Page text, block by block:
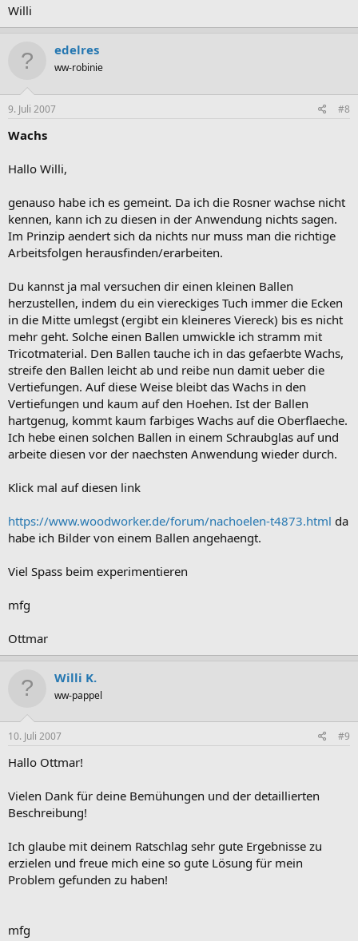
Willi
edelres
ww-robinie
9. Juli 2007 #8
Wachs
Hallo Willi,
genauso habe ich es gemeint. Da ich die Rosner wachse nicht
kennen, kann ich zu diesen in der Anwendung nichts sagen.
Im Prinzip aendert sich da nichts nur muss man die richtige
Arbeitsfolgen herausfinden/erarbeiten.
Du kannst ja mal versuchen dir einen kleinen Ballen
herzustellen, indem du ein viereckiges Tuch immer die Ecken
in die Mitte umlegst (ergibt ein kleineres Viereck) bis es nicht
mehr geht. Solche einen Ballen umwickle ich stramm mit
Tricotmaterial. Den Ballen tauche ich in das gefaerbte Wachs,
streife den Ballen leicht ab und reibe nun damit ueber die
Vertiefungen. Auf diese Weise bleibt das Wachs in den
Vertiefungen und kaum auf den Hoehen. Ist der Ballen
hartgenug, kommt kaum farbiges Wachs auf die Oberflaeche.
Ich hebe einen solchen Ballen in einem Schraubglas auf und
arbeite diesen vor der naechsten Anwendung wieder durch.
Klick mal auf diesen link
https://www.woodworker.de/forum/nachoelen-t4873.html da
habe ich Bilder von einem Ballen angehaengt.
Viel Spass beim experimentieren
mfg
Ottmar
Willi K.
ww-pappel
10. Juli 2007 #9
Hallo Ottmar!
Vielen Dank für deine Bemühungen und der detaillierten
Beschreibung!
Ich glaube mit deinem Ratschlag sehr gute Ergebnisse zu
erzielen und freue mich eine so gute Lösung für mein
Problem gefunden zu haben!
mfg